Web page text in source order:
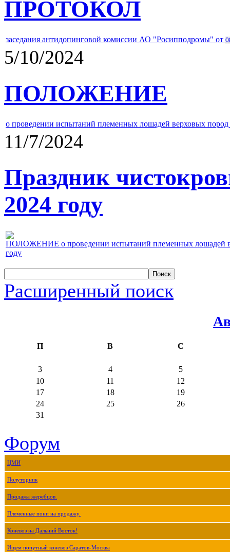
ПРОТОКОЛ
заседания антидопинговой комиссии АО "Росипподромы" от
5/10/2024
ПОЛОЖЕНИЕ
о проведении испытаний племенных лошадей верховых
11/7/2024
Праздник
2024 году
ПОЛОЖЕНИЕ о проведении испытаний племенных лошадей
году
Расширенный поиск
П В С
3 4
5
10
11
12
17
18
19
24
25
26
31
Форум
ЦМИ
Полуторник
Продажа жеребцов.
Племенные пони на продажу.
Коневоз на Дальний Восток!
Ищем попутный коневоз Саратов-Москва